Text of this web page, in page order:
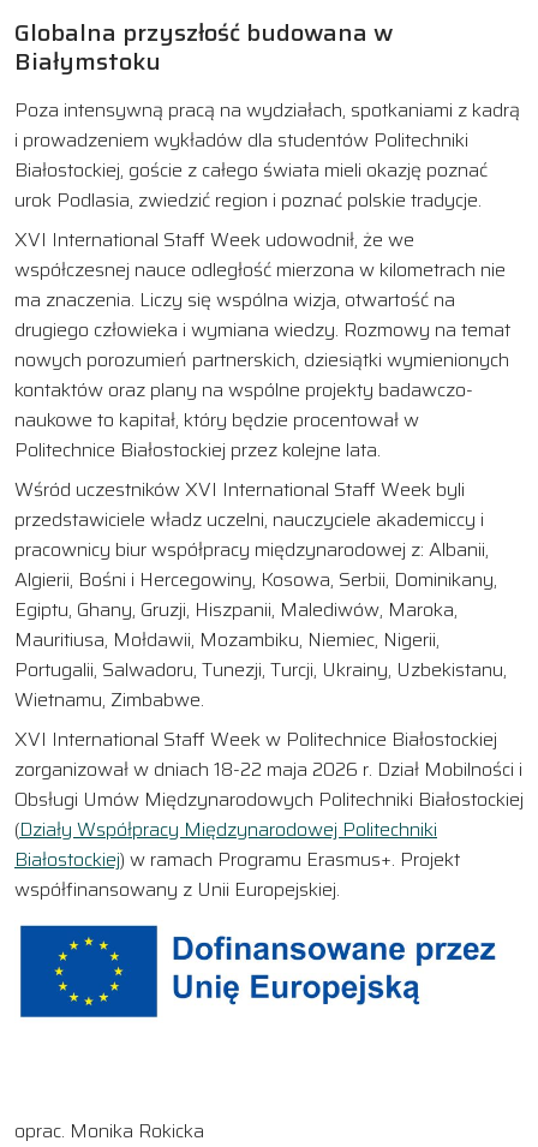
Globalna przyszłość budowana w
Białymstoku
Poza intensywną pracą na wydziałach, spotkaniami z kadrą
i prowadzeniem wykładów dla studentów Politechniki
Białostockiej, goście z całego świata mieli okazję poznać
urok Podlasia, zwiedzić region i poznać polskie tradycje.
XVI International Staff Week udowodnił, że we
współczesnej nauce odległość mierzona w kilometrach nie
ma znaczenia. Liczy się wspólna wizja, otwartość na
drugiego człowieka i wymiana wiedzy. Rozmowy na temat
nowych porozumień partnerskich, dziesiątki wymienionych
kontaktów oraz plany na wspólne projekty badawczo-
naukowe to kapitał, który będzie procentował w
Politechnice Białostockiej przez kolejne lata.
Wśród uczestników XVI International Staff Week byli
przedstawiciele władz uczelni, nauczyciele akademiccy i
pracownicy biur współpracy międzynarodowej z: Albanii,
Algierii, Bośni i Hercegowiny, Kosowa, Serbii, Dominikany,
Egiptu, Ghany, Gruzji, Hiszpanii, Malediwów, Maroka,
Mauritiusa, Mołdawii, Mozambiku, Niemiec, Nigerii,
Portugalii, Salwadoru, Tunezji, Turcji, Ukrainy, Uzbekistanu,
Wietnamu, Zimbabwe.
XVI International Staff Week w Politechnice Białostockiej
zorganizował w dniach 18-22 maja 2026 r. Dział Mobilności i
Obsługi Umów Międzynarodowych Politechniki Białostockiej
(Działy Współpracy Międzynarodowej Politechniki
Białostockiej) w ramach Programu Erasmus+. Projekt
współfinansowany z Unii Europejskiej.
oprac. Monika Rokicka